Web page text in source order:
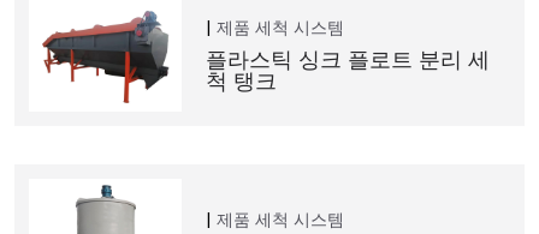
제품 세척 시스템
플라스틱 싱크 플로트 분리 세
척 탱크
제품 세척 시스템